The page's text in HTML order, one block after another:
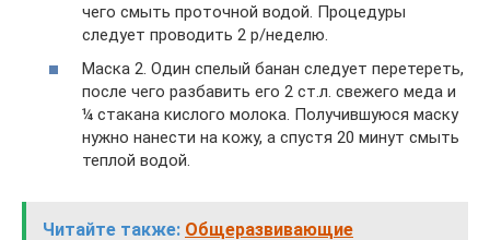
чего смыть проточной водой. Процедуры
следует проводить 2 р/неделю.
Маска 2. Один спелый банан следует перетереть,
после чего разбавить его 2 ст.л. свежего меда и
¼ стакана кислого молока. Получившуюся маску
нужно нанести на кожу, а спустя 20 минут смыть
теплой водой.
Читайте также: Общеразвивающие